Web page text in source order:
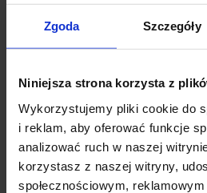
Zgoda Szczegóły
Niniejsza strona korzysta z
Wykorzystujemy pliki cookie do
i reklam, aby oferować funkcje
analizować ruch w naszej
korzystasz z naszej witryny,
społecznościowym, reklamowym
pilota
Zobacz także